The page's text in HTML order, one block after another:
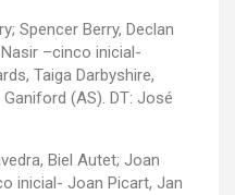
Spencer Berry, Declan
–cinco inicial-
Taiga Darbyshire,
(AS). DT: José
Biel Autet; Joan
inicial- Joan Picart, Jan